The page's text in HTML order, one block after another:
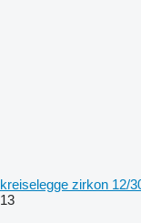
kreiselegge zirkon 12/
13